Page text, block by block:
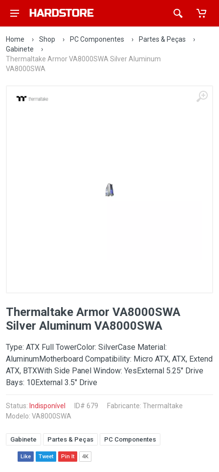
Home › Shop › PC Componentes › Partes & Peças
›
Gabinete
›
Thermaltake Armor VA8000SWA Silver Aluminum
VA8000SWA
Thermaltake Armor VA8000SWA
Silver Aluminum VA8000SWA
Type: ATX Full TowerColor: SilverCase Material:
AluminumMotherboard Compatibility: Micro ATX, ATX, Extend
ATX, BTXWith Side Panel Window: YesExternal 5.25" Drive
Bays: 10External 3.5" Drive
Status: Indisponível ID# 679 Fabricante: Thermaltake
Modelo: VA8000SWA
Gabinete Partes & Peças PC Componentes
Like Tweet Pin It 4K